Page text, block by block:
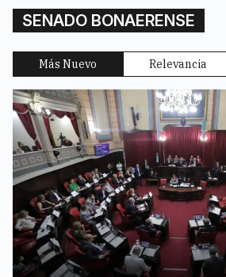
SENADO BONAERENSE
Más Nuevo Relevancia